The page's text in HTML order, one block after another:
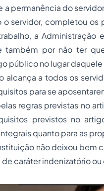
a permanência do
o servidor, completou os
a Administração
também por não ter
público no lugar
alcança a todos os
para se
regras previstas no
previstos no
quanto para as
não deixou bem
de caráter indenizatório